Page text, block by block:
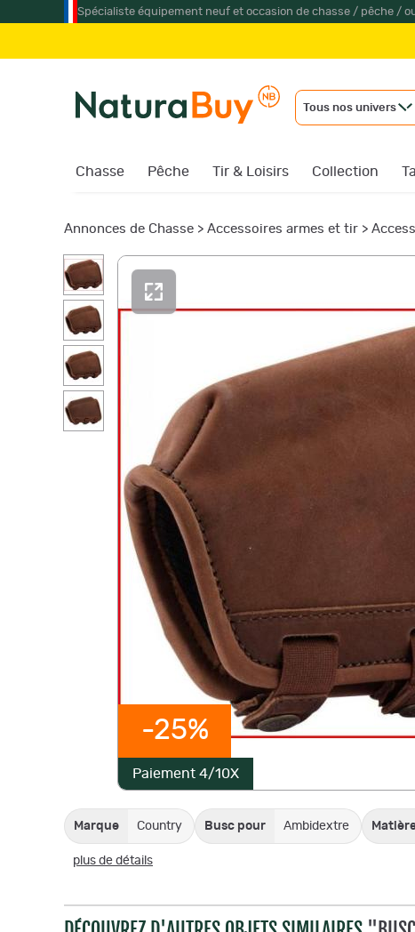
Spécialiste équipement neuf et occasion de chasse / pêche /
Tous nos univers
Chasse Pêche Tir & Loisirs Collection
Annonces de Chasse > Accessoires armes et tir >
-25%
Paiement 4/10X
Marque Country Busc pour Ambidextre
plus de détails